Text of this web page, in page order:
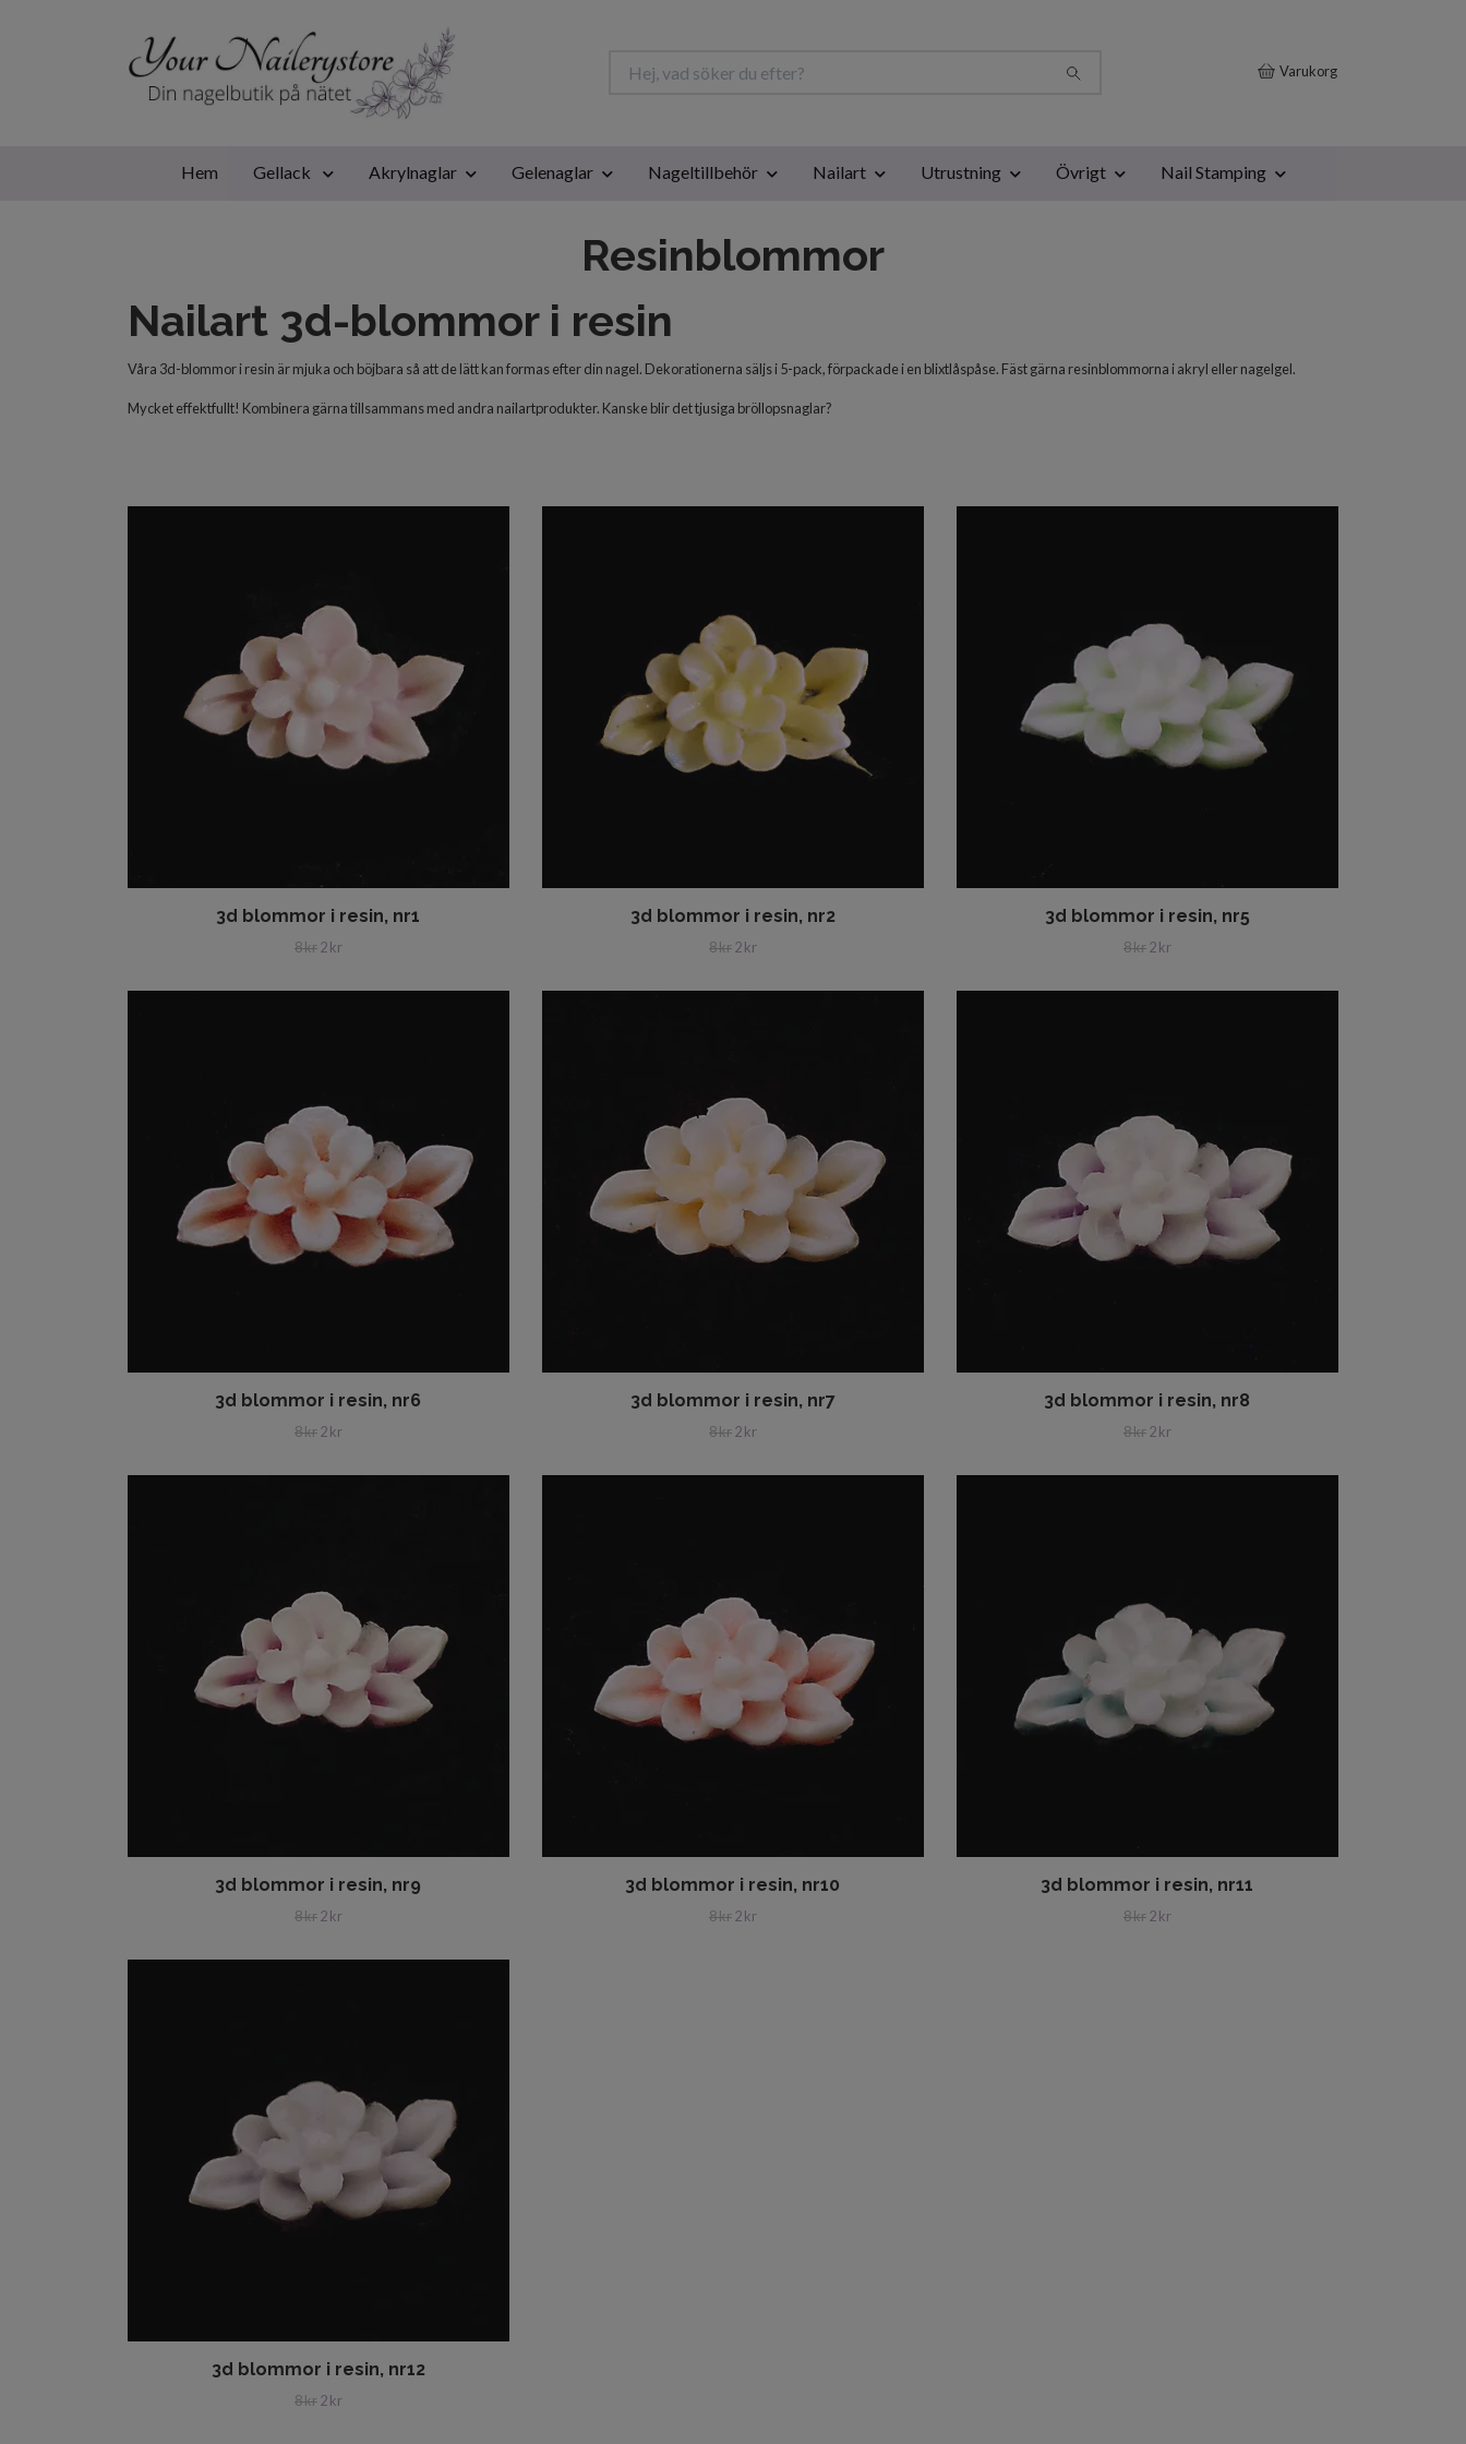
Varukorg
Hem Gellack Akrylnaglar Gelenaglar Nageltillbehör Nailart Utrustning Övrigt Nail Stamping
Resinblommor
Nailart 3d-blommor i resin
Våra 3d-blommor i resin är mjuka och böjbara så att de lätt kan formas efter din nagel. Dekorationerna säljs i 5-pack, förpackade i en blixtlåspåse. Fäst gärna resinblommorna i akryl eller nagelgel.
Mycket effektfullt! Kombinera gärna tillsammans med andra nailartprodukter. Kanske blir det tjusiga bröllopsnaglar?
3d blommor i resin, nr1
8 kr2 kr
3d blommor i resin, nr2
8 kr2 kr
3d blommor i resin, nr5
8 kr2 kr
3d blommor i resin, nr6
8 kr2 kr
3d blommor i resin, nr7
8 kr2 kr
3d blommor i resin, nr8
8 kr2 kr
3d blommor i resin, nr9
8 kr2 kr
3d blommor i resin, nr10
8 kr2 kr
3d blommor i resin, nr11
8 kr2 kr
3d blommor i resin, nr12
8 kr2 kr